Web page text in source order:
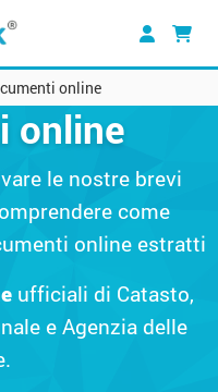
online
online
le nostre brevi
come
online estratti
ufficiali di Catasto,
e Agenzia delle